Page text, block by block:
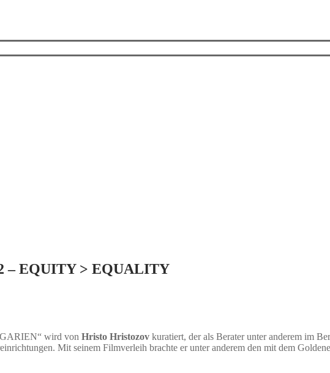
– EQUITY > EQUALITY
wird von Hristo Hristozov kuratiert, der als Berater unter anderem im
Mit seinem Filmverleih brachte er unter anderem den mit dem